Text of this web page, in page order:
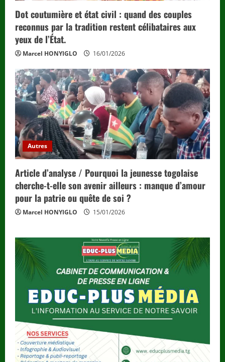
Dot coutumière et état civil : quand des couples
reconnus par la tradition restent célibataires aux
yeux de l’État.
Marcel HONYIGLO 16/01/2026
Autres
Article d’analyse / Pourquoi la jeunesse togolaise
cherche-t-elle son avenir ailleurs : manque d’amour
pour la patrie ou quête de soi ?
Marcel HONYIGLO 15/01/2026